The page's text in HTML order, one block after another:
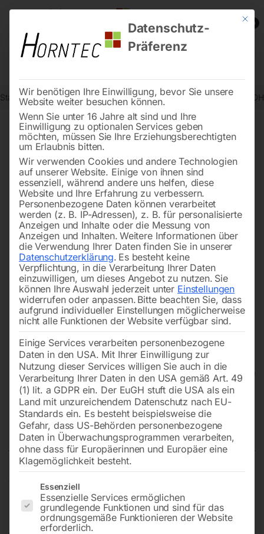
0
Start Holzbearbeitung Hobelmaschinen Abricht-Dickenhobel
Abricht-Dickenhobel ADH 25C
(400 V)
1.560,00
inkl. MwSt. zzgl.Versandkosten
Lieferzeit:ca. 5 - 10 Werktage
Mit
Datenschutz-
Präferenz
Wir benötigen Ihre Einwilligung, bevor Sie unsere
Website weiter besuchen können.
Wenn Sie unter 16 Jahre alt sind und Ihre
Einwilligung zu optionalen Services geben
möchten, müssen Sie Ihre Erziehungsberechtigten
um Erlaubnis bitten.
Wir verwenden Cookies und andere Technologien
auf unserer Website. Einige von ihnen sind
essenziell, während andere uns helfen, diese
Website und Ihre Erfahrung zu verbessern.
Personenbezogene Daten können verarbeitet
werden (z. B. IP-Adressen), z. B. für personalisierte
Anzeigen und Inhalte oder die Messung von
Anzeigen und Inhalten. Weitere Informationen über
die Verwendung Ihrer Daten finden Sie in unserer
Datenschutzerklärung. Es besteht keine
Verpflichtung, in die Verarbeitung Ihrer Daten
einzuwilligen, um dieses Angebot zu nutzen. Sie
können Ihre Auswahl jederzeit unter Einstellungen
widerrufen oder anpassen. Bitte beachten Sie, dass
aufgrund individueller Einstellungen möglicherweise
nicht alle Funktionen der Website verfügbar sind.
Einige Services verarbeiten personenbezogene
Daten in den USA. Mit Ihrer Einwilligung zur
Nutzung dieser Services willigen Sie auch in die
Verarbeitung Ihrer Daten in den USA gemäß Art. 49
(1) lit. a GDPR ein. Der EuGH stuft die USA als ein
Land mit unzureichendem Datenschutz nach EU-
Standards ein. Es besteht beispielsweise die
Gefahr, dass US-Behörden personenbezogene
Daten in Überwachungsprogrammen verarbeiten,
ohne dass für Europäerinnen und Europäer eine
Klagemöglichkeit besteht.
Es folgt eine Liste der Service-Gruppen, für die eine
Essenziell
Essenzielle Services ermöglichen
grundlegende Funktionen und sind für das
ordnungsgemäße Funktionieren der Website
erforderlich.